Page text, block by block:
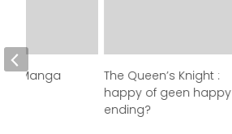
The Queen’s Knight :
happy of geen happy
ending?
Manga